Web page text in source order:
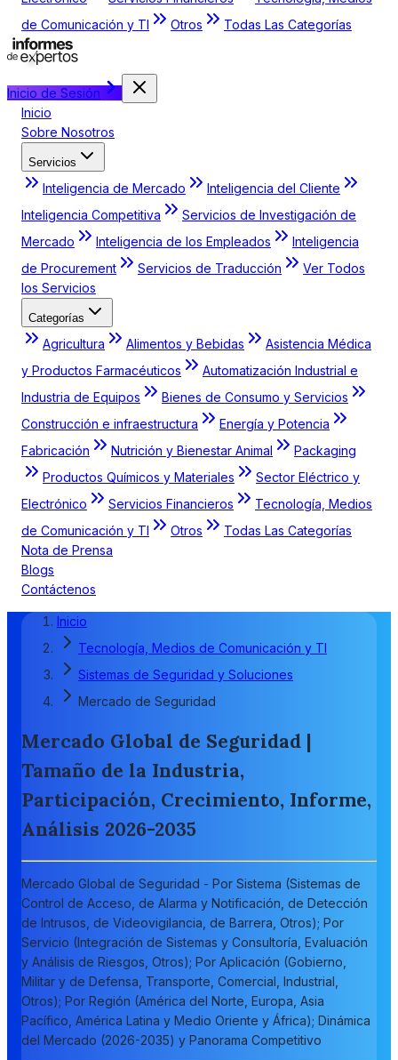
de Comunicación y TI
Otros Todas Las Categorías
Inicio de Sesión
Inicio
Sobre Nosotros
Servicios
Inteligencia de Mercado
Inteligencia del Cliente
Inteligencia Competitiva
Servicios de Investigación de
Mercado
Inteligencia de los Empleados
Inteligencia
de Procurement
Servicios de Traducción
Ver Todos
los Servicios
Categorías
Agricultura Alimentos y Bebidas
Asistencia Médica
y Productos Farmacéuticos
Automatización Industrial e
Industria de Equipos
Bienes de Consumo y Servicios
Construcción e infraestructura
Energía y Potencia
Fabricación
Nutrición y Bienestar Animal
Packaging
Productos Químicos y Materiales
Sector Eléctrico y
Electrónico
Servicios Financieros
Tecnología, Medios
de Comunicación y TI
Otros
Todas Las Categorías
Nota de Prensa
Blogs
Contáctenos
Inicio
Tecnología, Medios de Comunicación y TI
Sistemas de Seguridad y Soluciones
Mercado de Seguridad
Mercado Global de Seguridad |
Tamaño de la Industria,
Participación, Crecimiento, Informe,
Análisis 2026-2035
Mercado Global de Seguridad - Por Sistema (Sistemas de
Control de Acceso, de Alarma y Notificación, de Detección
de Intrusos, de Videovigilancia, de Barrera, Otros); Por
Servicio (Integración de Sistemas y Consultoría, Evaluación
y Análisis de Riesgos, Otros); Por Aplicación (Gobierno,
Militar y de Defensa, Transporte, Comercial, Industrial,
Otros); Por Región (América del Norte, Europa, Asia
Pacífico, América Latina y Medio Oriente y África); Dinámica
del Mercado (2026-2035) y Panorama Competitivo